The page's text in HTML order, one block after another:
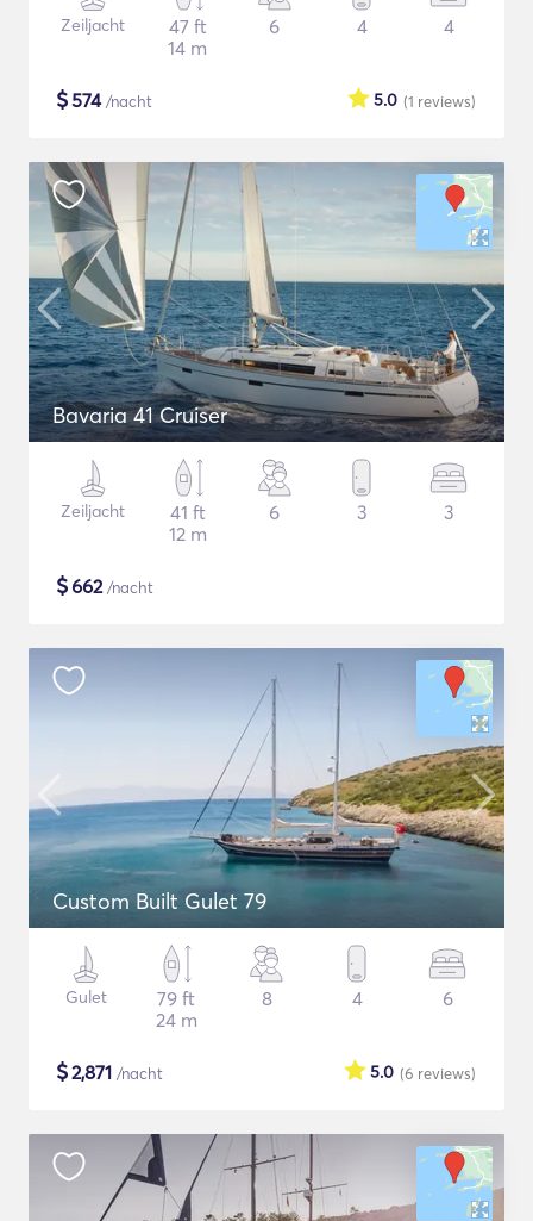
Zeiljacht
47 ft
14 m
6 4 4
$574/nacht (1 reviews)
5.0
Bavaria 41 Cruiser
Zeiljacht
41 ft
12 m
6 3 3
$662/nacht
Custom Built Gulet 79
Gulet
79 ft
24 m
8 4 6
$2,871 /nacht (6 reviews)
5.0